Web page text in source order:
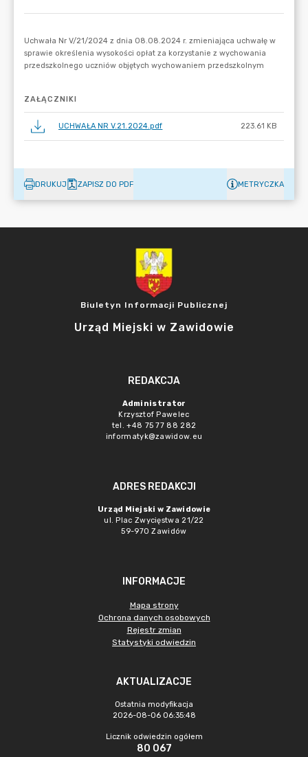
ZAŁĄCZNIKI
UCHWAŁA NR V.21.2024.pdf 223.61 KB
DRUKUJ ZAPISZ DO PDF METRYCZKA
Biuletyn Informacji Publicznej
Urząd Miejski w Zawidowie
REDAKCJA
Administrator
Krzysztof Pawelec
tel. +48 75 77 88 282
informatyk@zawidow.eu
ADRES REDAKCJI
Urząd Miejski w Zawidowie
ul. Plac Zwycięstwa 21/22
59-970 Zawidów
INFORMACJE
Mapa strony
Ochrona danych osobowych
Rejestr zmian
Statystyki odwiedzin
AKTUALIZACJE
Ostatnia modyfikacja
2026-08-06 06:35:48
Licznik odwiedzin ogółem
80 067